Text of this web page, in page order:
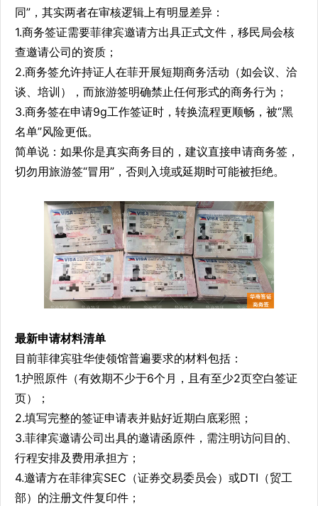
同”，其实两者在审核逻辑上有明显差异：
1.商务签证需要菲律宾邀请方出具正式文件，移民局会核
查邀请公司的资质；
2.商务签允许持证人在菲开展短期商务活动（如会议、洽
谈、培训），而旅游签明确禁止任何形式的商务行为；
3.商务签在申请9g工作签证时，转换流程更顺畅，被“黑
名单”风险更低。
简单说：如果你是真实商务目的，建议直接申请商务签，
切勿用旅游签“冒用”，否则入境或延期时可能被拒绝。
最新申请材料清单
目前菲律宾驻华使领馆普遍要求的材料包括：
1.护照原件（有效期不少于6个月，且有至少2页空白签证
页）；
2.填写完整的签证申请表并贴好近期白底彩照；
3.菲律宾邀请公司出具的邀请函原件，需注明访问目的、
行程安排及费用承担方；
4.邀请方在菲律宾SEC（证券交易委员会）或DTI（贸工
部）的注册文件复印件；